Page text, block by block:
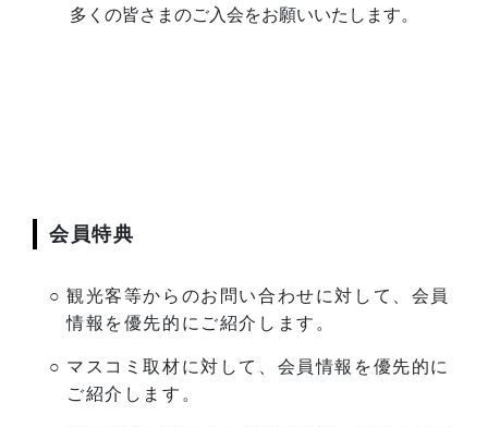
多くの皆さまのご入会をお願いいたします。
会員特典
観光客等からのお問い合わせに対して、会員
情報を優先的にご紹介します。
マスコミ取材に対して、会員情報を優先的に
ご紹介します。